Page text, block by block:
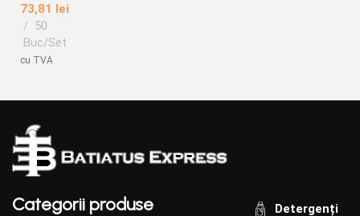
c 7
comp
artim
ente,
73,81 lei
50
Buc/Set
cu TVA
Categorii produse Detergenți